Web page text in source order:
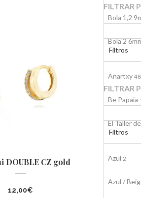
DOUBLE CZ gold
12,00€
Bola 1,2
Bola 2
Bola 2
Bola 2,9
Grande
Pequeña
FILTRAR
Filtros
Anartxy 48
Be Papaia
El Taller
FILTRAR
Filtros
Azul 2
Azul /